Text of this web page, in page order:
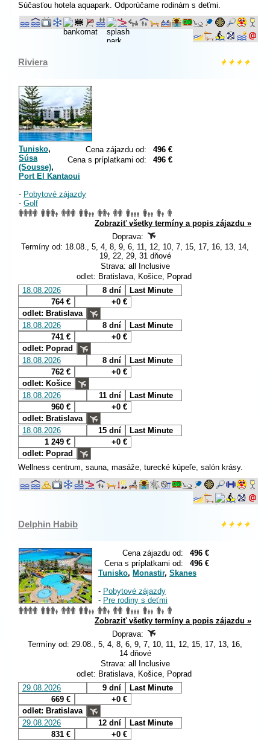
Súčasťou hotela aquapark. Odporúčame rodinám s deťmi.
Riviera
Cena zájazdu od:
496 €
Cena s príplatkami od:
496 €
Tunisko,
Súsa
(Sousse),
Port El Kantaoui
- Pobytové zájazdy
- Golf
Zobraziť všetky termíny a popis zájazdu »
Doprava:
Termíny od: 18.08., 5, 4, 8, 9, 6, 11, 12, 10, 7, 15, 17, 16, 13, 14,
19, 22, 29, 31 dňové
Strava: all Inclusive
odlet: Bratislava, Košice, Poprad
18.08.2026
8 dní
Last Minute
764 €
+0 €
odlet: Bratislava
18.08.2026
8 dní
Last Minute
741 €
+0 €
odlet: Poprad
18.08.2026
8 dní
Last Minute
762 €
+0 €
odlet: Košice
18.08.2026
11 dní
Last Minute
960 €
+0 €
odlet: Bratislava
18.08.2026
15 dní
Last Minute
1 249 €
+0 €
odlet: Poprad
Wellness centrum, sauna, masáže, turecké kúpeľe, salón krásy.
Delphin Habib
Cena zájazdu od:
496 €
Cena s príplatkami od:
496 €
Tunisko, Monastir, Skanes
- Pobytové zájazdy
- Pre rodiny s deťmi
Zobraziť všetky termíny a popis zájazdu »
Doprava:
Termíny od: 29.08., 5, 4, 8, 6, 9, 7, 10, 11, 12, 15, 17, 13, 16,
14 dňové
Strava: all Inclusive
odlet: Bratislava, Košice, Poprad
29.08.2026
9 dní
Last Minute
669 €
+0 €
odlet: Bratislava
29.08.2026
12 dní
Last Minute
831 €
+0 €